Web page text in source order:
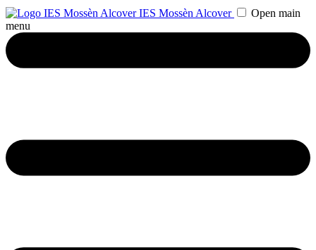
IES Mossèn Alcover
Open main
menu